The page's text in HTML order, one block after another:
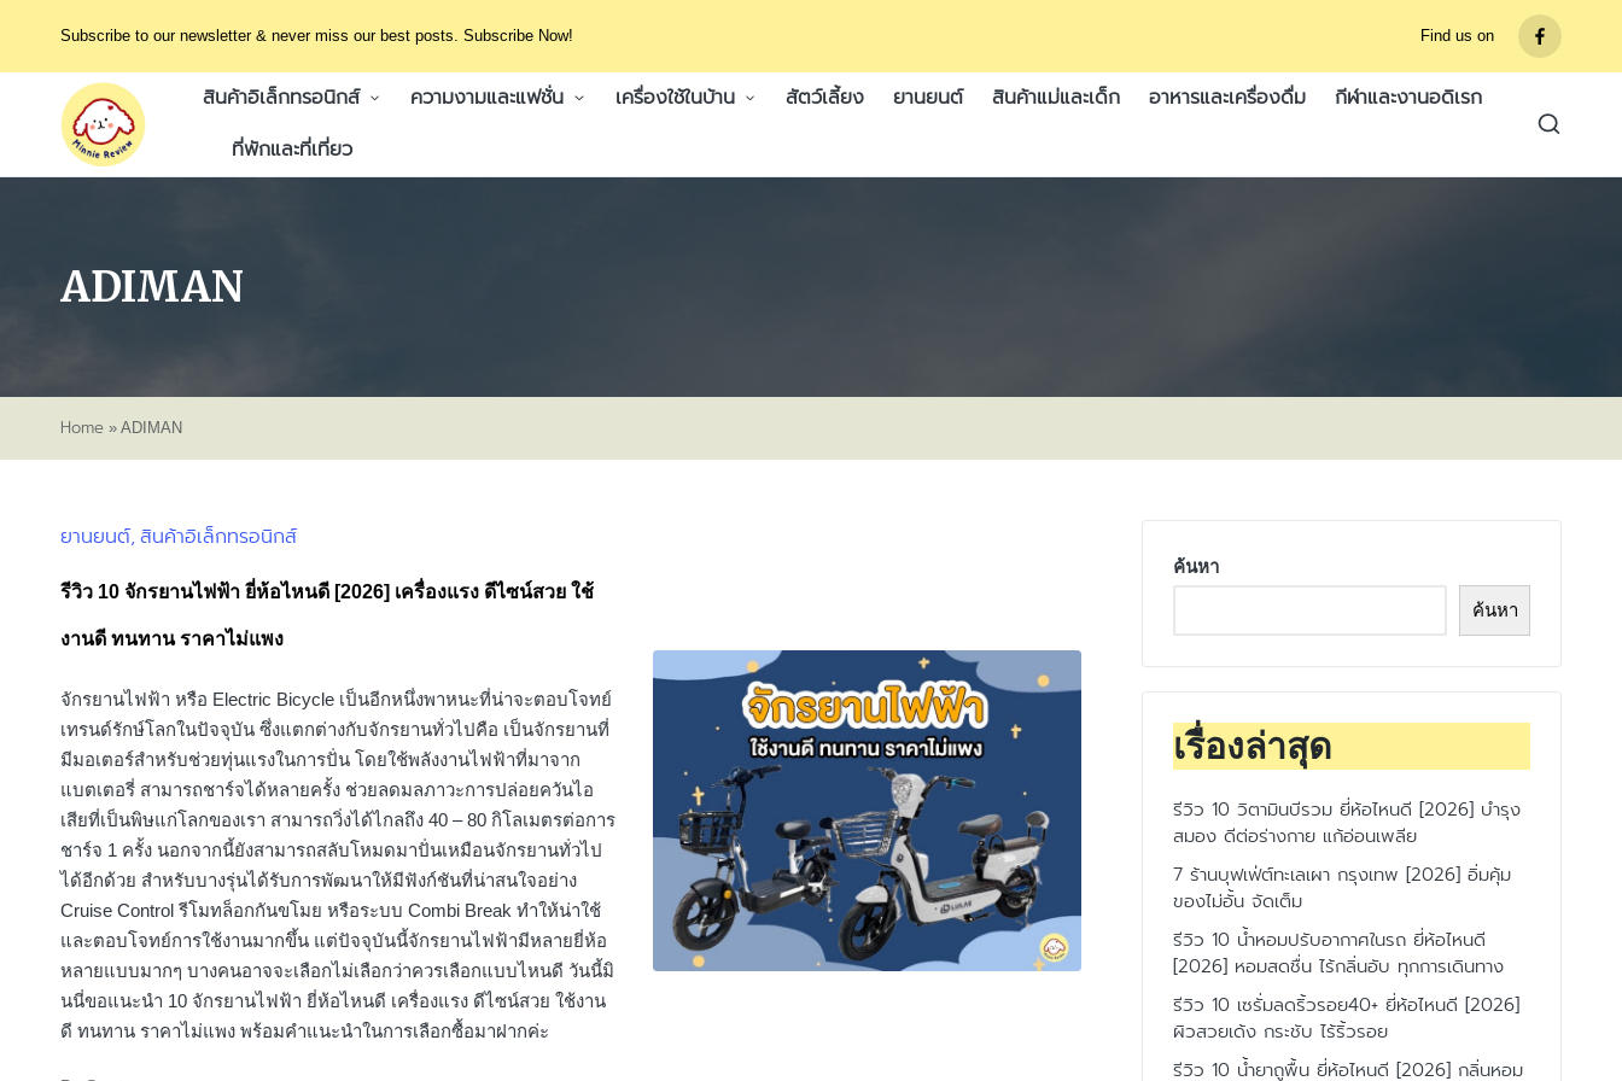
Subscribe to our newsletter & never miss our best posts. Subscribe Now! Find us on
รายการ
เมนู
สินค้าอิเล็กทรอนิกส์ ความงามและแฟชั่น เครื่องใช้ในบ้าน สัตว์เลี้ยง ยานยนต์ สินค้าแม่และเด็ก อาหารและเครื่องดื่ม
กีฬาและงานอดิเรก
ที่พักและที่เที่ยว
ADIMAN
Home » ADIMAN
Posted
ยานยนต์ สินค้าอิเล็กทรอนิกส์
รีวิว 10 จักรยานไฟฟ้า ยี่ห้อไหนดี [2026] เครื่องแรง ดีไซน์สวย ใช้
งานดี ทนทาน ราคาไม่แพง
จักรยานไฟฟ้า หรือ Electric Bicycle เป็นอีกหนึ่งพาหนะที่น่าจะตอบโจทย์
เทรนด์รักษ์โลกในปัจจุบัน ซึ่งแตกต่างกับจักรยานทั่วไปคือ เป็นจักรยานที่
มีมอเตอร์สำหรับช่วยทุ่นแรงในการปั่น โดยใช้พลังงานไฟฟ้าที่มาจาก
แบตเตอรี่ สามารถชาร์จได้หลายครั้ง ช่วยลดมลภาวะการปล่อยควันไอ
เสียที่เป็นพิษแก่โลกของเรา สามารถวิ่งได้ไกลถึง 40 – 80 กิโลเมตรต่อการ
ชาร์จ 1 ครั้ง นอกจากนี้ยังสามารถสลับโหมดมาปั่นเหมือนจักรยานทั่วไป
ได้อีกด้วย สำหรับบางรุ่นได้รับการพัฒนาให้มีฟังก์ชันที่น่าสนใจอย่าง
Cruise Control รีโมทล็อกกันขโมย หรือระบบ Combi Break ทำให้น่าใช้
และตอบโจทย์การใช้งานมากขึ้น แต่ปัจจุบันนี้จักรยานไฟฟ้ามีหลายยี่ห้อ
หลายแบบมากๆ บางคนอาจจะเลือกไม่เลือกว่าควรเลือกแบบไหนดี วันนี้มิ
นนี่ขอแนะนำ 10 จักรยานไฟฟ้า ยี่ห้อไหนดี เครื่องแรง ดีไซน์สวย ใช้งาน
ดี ทนทาน ราคาไม่แพง พร้อมคำแนะนำในการเลือกซื้อมาฝากค่ะ
ค้นหา
ค้นหา
เรื่องล่าสุด
รีวิว 10 วิตามินบีรวม ยี่ห้อไหนดี [2026] บำรุง
สมอง ดีต่อร่างกาย แก้อ่อนเพลีย
7 ร้านบุฟเฟ่ต์ทะเลเผา กรุงเทพ [2026] อิ่มคุ้ม
ของไม่อั้น จัดเต็ม
รีวิว 10 น้ำหอมปรับอากาศในรถ ยี่ห้อไหนดี
[2026] หอมสดชื่น ไร้กลิ่นอับ ทุกการเดินทาง
รีวิว 10 เซรั่มลดริ้วรอย40+ ยี่ห้อไหนดี [2026]
ผิวสวยเด้ง กระชับ ไร้ริ้วรอย
รีวิว 10 น้ำยาถูพื้น ยี่ห้อไหนดี [2026] กลิ่นหอม